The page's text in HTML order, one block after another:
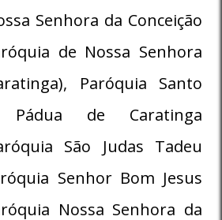
Senhora da Conceição
de Nossa Senhora
Paróquia Santo
de Caratinga
São Judas Tadeu
Senhor Bom Jesus
Nossa Senhora da